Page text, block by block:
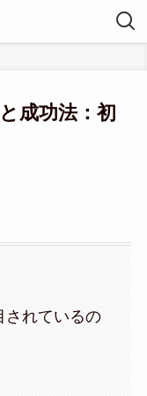
成功法：初
されているの